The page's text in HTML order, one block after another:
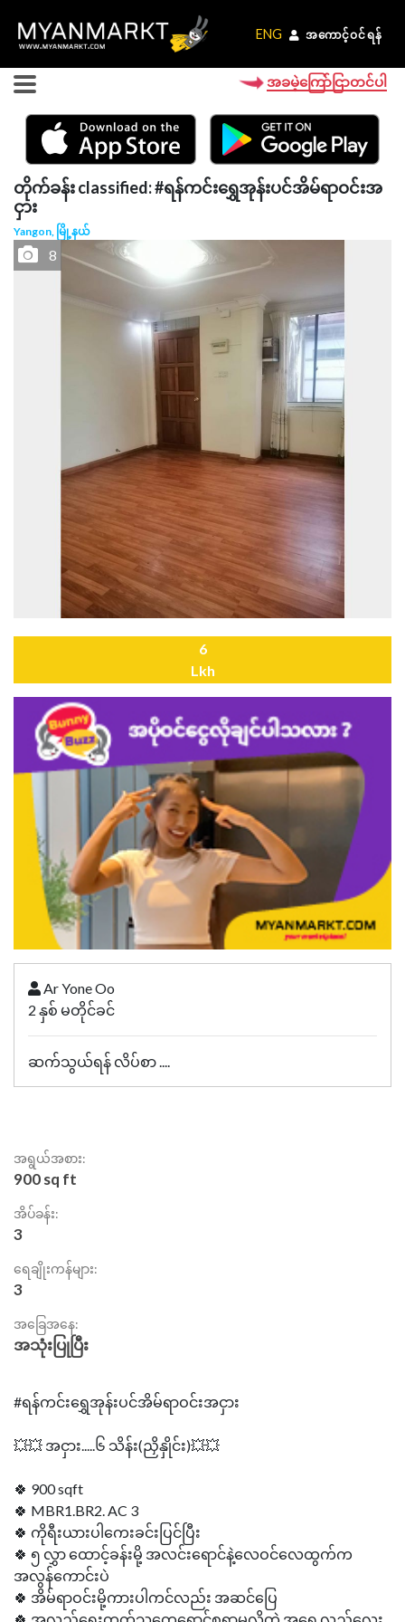
ENG အကောင့်ဝင်ရန်
ENG အကောင့်ဝင်ရန်
အခမဲ့ကြော်ငြာတင်ပါ
တိုက်ခန်း classified: #ရန်ကင်းရွှေအုန်းပင်အိမ်ရာဝင်းအ
ငှား
Yangon, မြို့နယ်
8
6
Lkh
Ar Yone Oo
2 နှစ် မတိုင်ခင်
ဆက်သွယ်ရန် လိပ်စာ ....
အရွယ်အစား:
900 sq ft
အိပ်ခန်း:
3
ရေချိုးကန်များ:
3
အခြေအနေ:
အသုံးပြုပြီး
#ရန်ကင်းရွှေအုန်းပင်အိမ်ရာဝင်းအငှား
💥💥 အငှား.....၆ သိန်း(ညှိနှိုင်း)💥💥
🍀 900 sqft
🍀 MBR1.BR2. AC 3
🍀 ကိုရီးယားပါကေးခင်းပြင်ပြီး
🍀 ၅ လွှာ ထောင့်ခန်းမို့ အလင်းရောင်နဲ့လေဝင်လေထွက်က
အလွန်ကောင်းပဲ
🍀 အိမ်ရာဝင်းမို့ကားပါကင်လည်း အဆင်ပြေ
🍀 အလှည့်ရွေးတတ်သူတွေရှောင်စရာမလိုတဲ့ အရှေ့လှည့်လေး